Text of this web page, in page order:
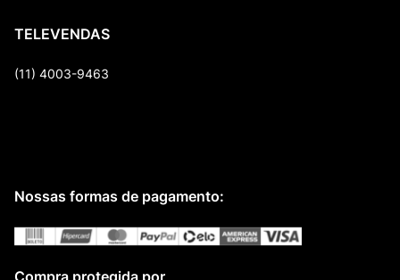
TELEVENDAS
(11) 4003-9463
Nossas formas de pagamento:
Compra protegida por